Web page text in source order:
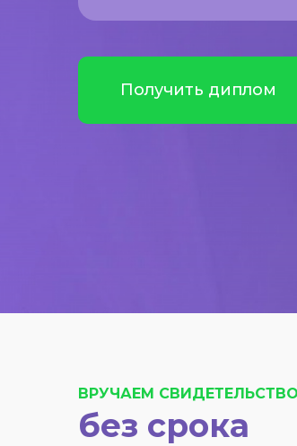
Получить диплом
ВРУЧАЕМ СВИДЕТЕЛЬСТВО
без срока